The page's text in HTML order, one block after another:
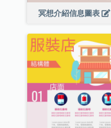
冥想介紹信息圖表